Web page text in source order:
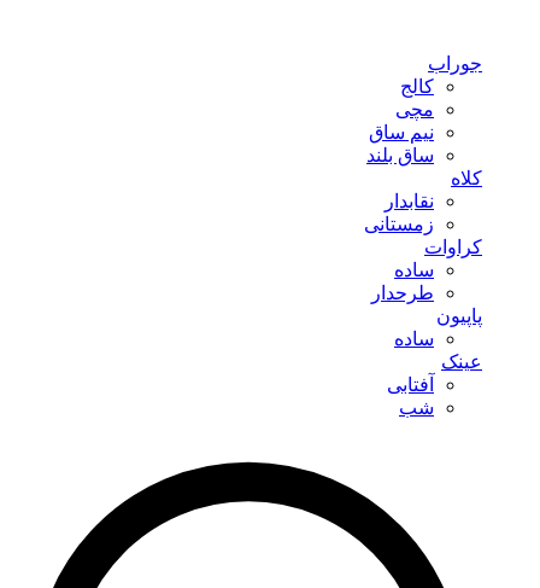
جوراب
کالج
مچی
نیم ساق
ساق بلند
کلاه
نقابدار
زمستانی
کراوات
ساده
طرحدار
پاپیون
ساده
عینک
آفتابی
شب